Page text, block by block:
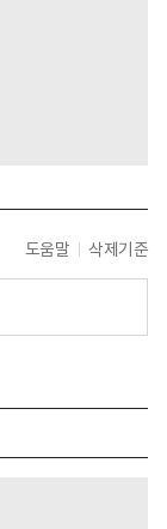
도움말 삭제기준